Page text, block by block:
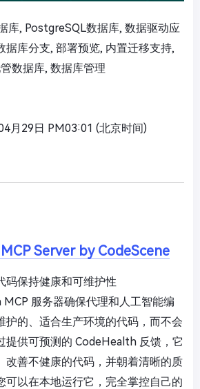
库, PostgreSQL数据库, 数据驱动应
据库分支, 部署预览, 内置迁移支持,
数据库, 数据库管理
月29日 PM03:01 (北京时间)
Server by CodeScene
码保持健康和可维护性
MCP 服务器确保代理和人工智能编
护的、适合生产环境的代码，而不会
提供可预测的 CodeHealth 反馈，它
改善不健康的代码，并朝着清晰的质
可以在本地运行它，完全掌控自己的